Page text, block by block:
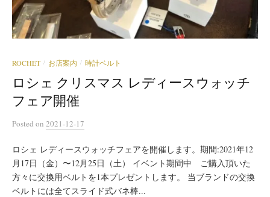
ROCHET / お店案内 / 時計ベルト
ロシェ クリスマス レディースウォッチ
フェア開催
Posted on 2021-12-17
ロシェ レディースウォッチフェアを開催します。期間:2021年12
月17日（金）〜12月25日（土） イベント期間中 ご購入頂いた
方々に交換用ベルトを1本プレゼントします。 当ブランドの交換
ベルトには全てスライド式バネ棒...